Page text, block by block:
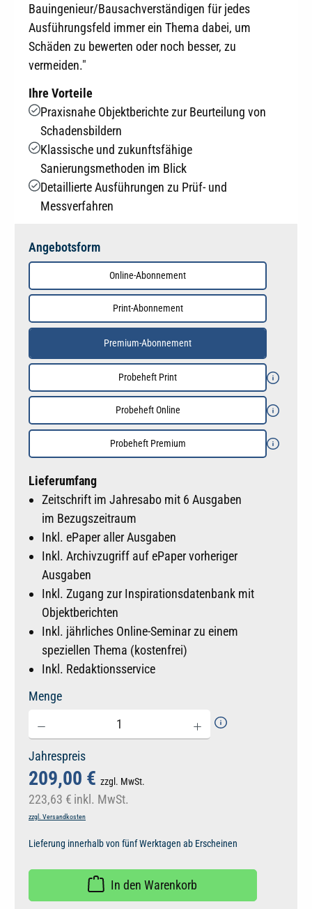
Bauingenieur/Bausachverständigen für jedes
Ausführungsfeld immer ein Thema dabei, um
Schäden zu bewerten oder noch besser, zu
vermeiden."
Ihre Vorteile
Praxisnahe Objektberichte zur Beurteilung von
Schadensbildern
Klassische und zukunftsfähige
Sanierungsmethoden im Blick
Detaillierte Ausführungen zu Prüf- und
Messverfahren
Angebotsform
Online-Abonnement
Print-Abonnement
Premium-Abonnement
Probeheft Print
Probeheft Online
Probeheft Premium
Lieferumfang
Zeitschrift im Jahresabo mit 6 Ausgaben
im Bezugszeitraum
Inkl. ePaper aller Ausgaben
Inkl. Archivzugriff auf ePaper vorheriger
Ausgaben
Inkl. Zugang zur Inspirationsdatenbank mit
Objektberichten
Inkl. jährliches Online-Seminar zu einem
speziellen Thema (kostenfrei)
Inkl. Redaktionsservice
Menge
Jahrespreis
209,00 € zzgl. MwSt.
223,63 € inkl. MwSt.
zzgl. Versandkosten
Lieferung innerhalb von fünf Werktagen ab Erscheinen
In den Warenkorb